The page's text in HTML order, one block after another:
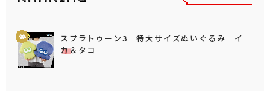
スプラトゥーン3 特大サイズぬいぐるみ イ
カ＆タコ